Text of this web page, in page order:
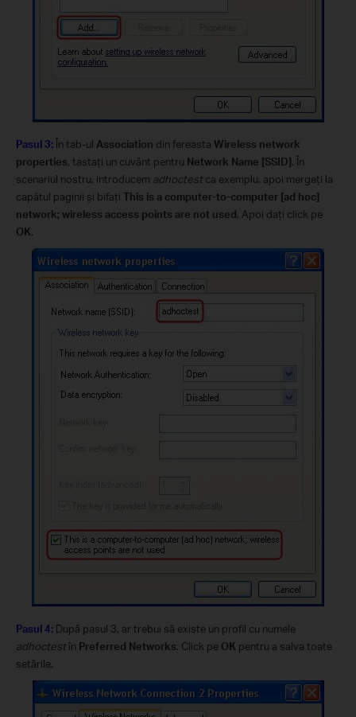
Pasul 3:În tab-ul Association din fereasta Wireless network
properties, tastaţi un cuvânt pentru Network Name [SSID]. În
scenariul nostru, introducem adhoctestca exemplu. apoi mergeţi la
capătul paginii şi bifaţi This is a computer-to-computer [ad hoc]
network; wireless access points are not used. Apoi daţi click pe
OK.
Pasul 4: După pasul 3, ar trebui să existe un profil cu numele
adhoctestîn Preferred Networks. Click pe OK pentru a salva toate
setările.